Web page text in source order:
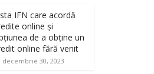
IFN care acordă
online și
de a obține un
online fără venit
decembrie 30, 2023